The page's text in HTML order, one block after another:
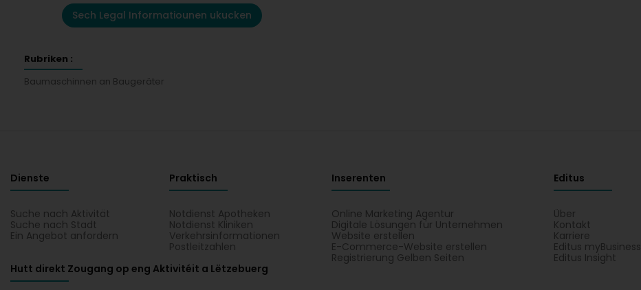
Sech Legal Informatiounen ukucken
Rubriken :
Baumaschinnen an Baugeräter
Dienste
Suche nach Aktivität
Suche nach Stadt
Ein Angebot anfordern
Praktisch
Notdienst Apotheken
Notdienst Kliniken
Verkehrsinformationen
Postleitzahlen
Inserenten
Online Marketing Agentur
Digitale Lösungen für Unternehmen
Website erstellen
E-Commerce-Website erstellen
Registrierung Gelben Seiten
Editus
Über
Kontakt
Karriere
Editus myBusiness
Editus Insight
Hutt direkt Zougang op eng Aktivitéit a Lëtzebuerg